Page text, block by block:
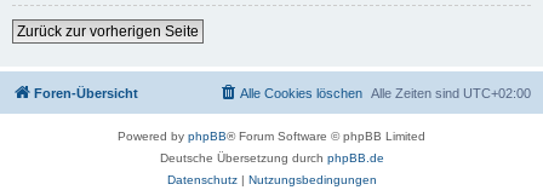
Zurück zur vorherigen Seite
Foren-Übersicht Alle Zeiten sind UTC+02:00
Alle Cookies löschen
Powered by phpBB® Forum Software © phpBB Limited
Deutsche Übersetzung durch phpBB.de
Datenschutz| Nutzungsbedingungen